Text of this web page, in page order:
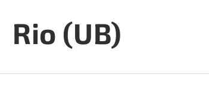
Rio (UB)